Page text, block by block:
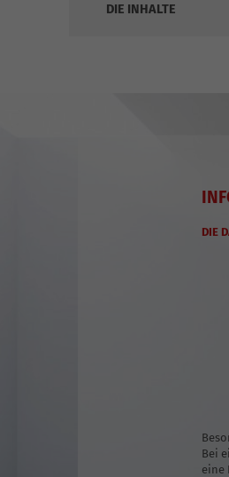
DIE INHALTE
DIE
Bei
eine